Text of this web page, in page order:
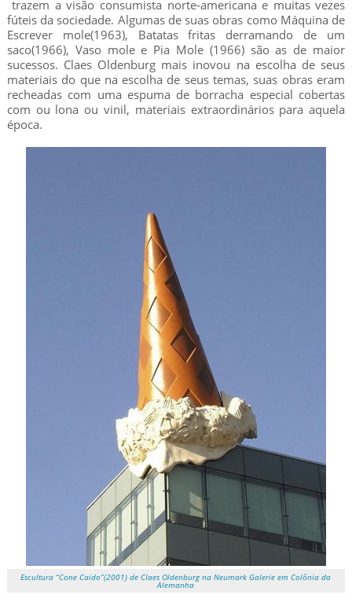
trazem a visão consumista norte-americana e muitas vezes
fúteis da sociedade. Algumas de suas obras como Máquina de
Escrever mole(1963), Batatas fritas derramando de um
saco(1966), Vaso mole e Pia Mole (1966) são as de maior
sucessos. Claes Oldenburg mais inovou na escolha de seus
materiais do que na escolha de seus temas, suas obras eram
recheadas com uma espuma de borracha especial cobertas
com ou lona ou vinil, materiais extraordinários para aquela
época.
Escultura “Cone Caido”(2001) de Claes Oldenburg na Neumark Galerie em Colônia da
Alemanha